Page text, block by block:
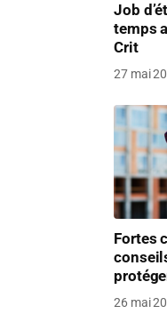
Job
temps
Crit
27 mai
Fortes
26 mai